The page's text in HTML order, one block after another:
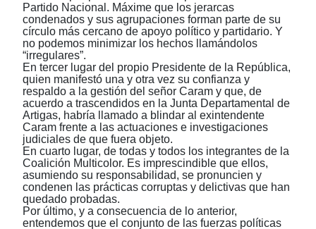
Partido Nacional. Máxime que los jerarcas
condenados y sus agrupaciones forman parte de su
círculo más cercano de apoyo político y partidario. Y
no podemos minimizar los hechos llamándolos
“irregulares”.
En tercer lugar del propio Presidente de la República,
quien manifestó una y otra vez su confianza y
respaldo a la gestión del señor Caram y que, de
acuerdo a trascendidos en la Junta Departamental de
Artigas, habría llamado a blindar al exintendente
Caram frente a las actuaciones e investigaciones
judiciales de que fuera objeto.
En cuarto lugar, de todas y todos los integrantes de la
Coalición Multicolor. Es imprescindible que ellos,
asumiendo su responsabilidad, se pronuncien y
condenen las prácticas corruptas y delictivas que han
quedado probadas.
Por último, y a consecuencia de lo anterior,
entendemos que el conjunto de las fuerzas políticas